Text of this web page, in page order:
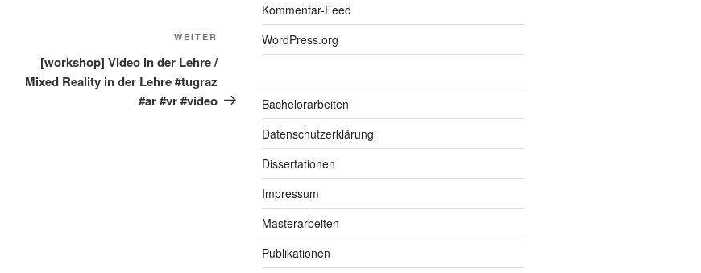
Nächster
Beitrag
WEITER
[workshop] Video in der Lehre /
Mixed Reality in der Lehre #tugraz
#ar #vr #video
Kommentar-Feed
WordPress.org
Bachelorarbeiten
Datenschutzerklärung
Dissertationen
Impressum
Masterarbeiten
Publikationen